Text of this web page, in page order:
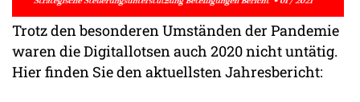
Trotz den besonderen Umständen der Pandemie
waren die Digitallotsen auch 2020 nicht untätig.
Hier finden Sie den aktuellsten Jahresbericht: